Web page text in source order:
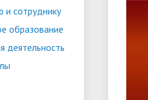
надежды
выпускников
•
услуги
поддержки
•
•
и сотруднику
образование
деятельность